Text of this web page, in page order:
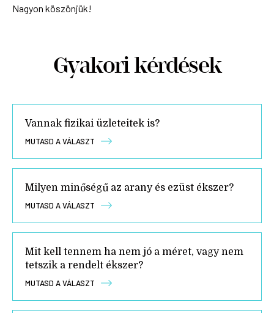
Nagyon köszönjük!
Gyakori kérdések
Vannak fizikai üzleteitek is?
MUTASD A VÁLASZT
Milyen minőségű az arany és ezüst ékszer?
MUTASD A VÁLASZT
Mit kell tennem ha nem jó a méret, vagy nem
tetszik a rendelt ékszer?
MUTASD A VÁLASZT